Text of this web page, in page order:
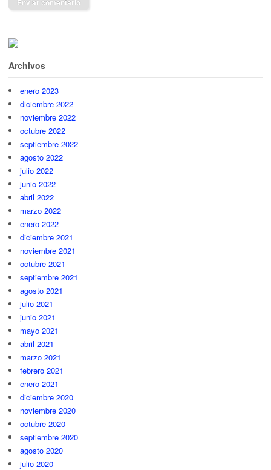
Archivos
enero 2023
diciembre 2022
noviembre 2022
octubre 2022
septiembre 2022
agosto 2022
julio 2022
junio 2022
abril 2022
marzo 2022
enero 2022
diciembre 2021
noviembre 2021
octubre 2021
septiembre 2021
agosto 2021
julio 2021
junio 2021
mayo 2021
abril 2021
marzo 2021
febrero 2021
enero 2021
diciembre 2020
noviembre 2020
octubre 2020
septiembre 2020
agosto 2020
julio 2020